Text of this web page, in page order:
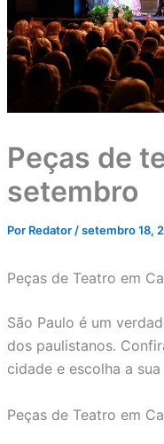
Peças de
setembro
Por Redator /setembro 18,
Peças de Teatro em
São Paulo é um
dos paulistanos.
cidade e escolha a
Peças de Teatro em